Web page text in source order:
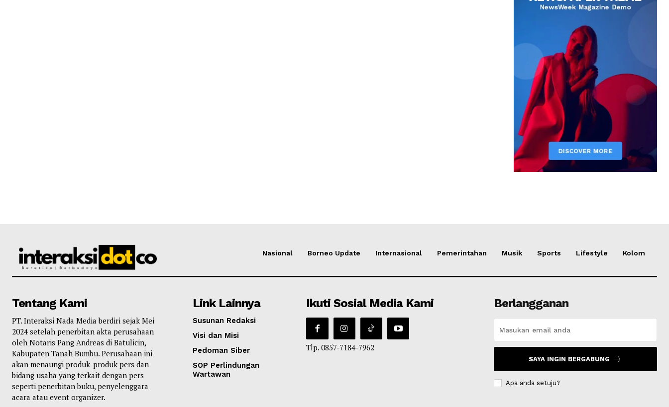
Nasional Borneo Update Internasional Pemerintahan Musik Sports Lifestyle Kolom
Tentang Kami
PT. Interaksi Nada Media berdiri sejak Mei
2024 setelah penerbitan akta perusahaan
oleh Notaris Pang Andreas di Batulicin,
Kabupaten Tanah Bumbu. Perusahaan ini
akan menaungi produk-produk pers dan
bidang usaha yang terkait dengan pers
seperti penerbitan buku, penyelenggara
acara atau event organizer.
Link Lainnya
Susunan Redaksi
Visi dan Misi
Pedoman Siber
SOP Perlindungan
Wartawan
Ikuti Sosial Media Kami
Tlp. 0857-7184-7962
Berlangganan
SAYA INGIN BERGABUNG
Apa anda setuju?